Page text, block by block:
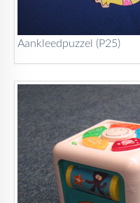
Aankleedpuzzel (P25)